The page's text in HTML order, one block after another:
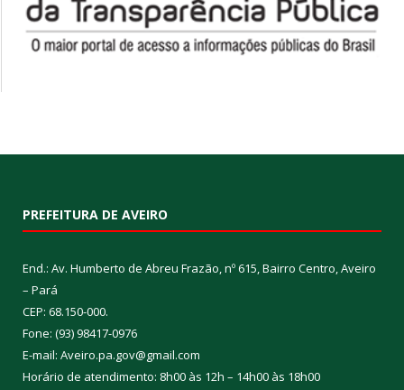
PREFEITURA DE AVEIRO
End.: Av. Humberto de Abreu Frazão, nº 615, Bairro Centro, Aveiro
– Pará
CEP: 68.150-000.
Fone: (93) 98417-0976
E-mail: Aveiro.pa.gov@gmail.com
Horário de atendimento: 8h00 às 12h – 14h00 às 18h00